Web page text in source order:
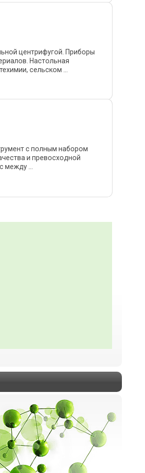
центрифугой. Приборы
Настольная
сельском ...
с полным набором
и превосходной
между ...